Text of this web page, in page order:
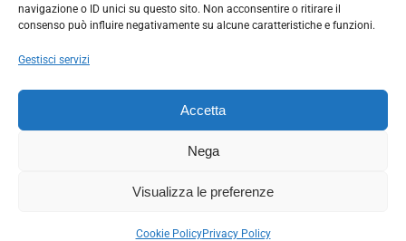
navigazione o ID unici su questo sito. Non acconsentire o ritirare il
consenso può influire negativamente su alcune caratteristiche e funzioni.
Gestisci servizi
Accetta
Nega
Visualizza le preferenze
Cookie PolicyPrivacy Policy
Per contattare il DPO può scrivere a
La Società ha inoltre adottato un proprio Codice Etico, consultabile al seguente link:
Scarica il Codice Etico
Copyright © 2024 – S.S. JUVE STABIA 1907 | P.IVA: 04246411211 | Tutti i diritti sono riservati | Made with